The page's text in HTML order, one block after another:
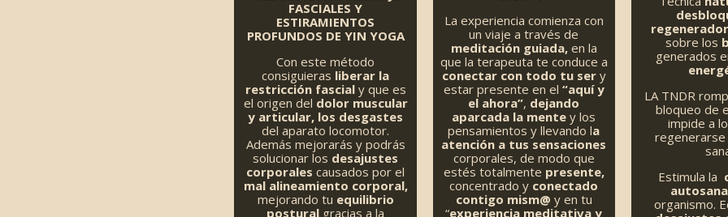
FASCIALES Y
ESTIRAMIENTOS
PROFUNDOS DE YIN YOGA
Con este método
consiguieras liberar la
restricción fascialy que es
el origen del dolor muscular
y articular, los desgastes
del aparato locomotor.
Además mejorarás y podrás
solucionar los desajustes
corporales causados por el
mal alineamiento corporal,
mejorando tu equilibrio
postural gracias a la
La experiencia comienza con
un viaje a través de
meditación guiada,en la
que la terapeuta te conduce a
conectar con todo tu sery
estar presente en el “aquí y
el ahora”, dejando
aparcada la mente y los
pensamientos y llevando la
atención a tus sensaciones
corporales, de modo que
estés totalmente presente,
concentrado y conectado
contigo mism@ y en tu
“experiencia meditativa y
sobre los
generados
LA TNDR
bloqueo de
impide a
regenerarse
Estimula la
organismo.